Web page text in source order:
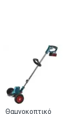
Θαμνοκοπτικό